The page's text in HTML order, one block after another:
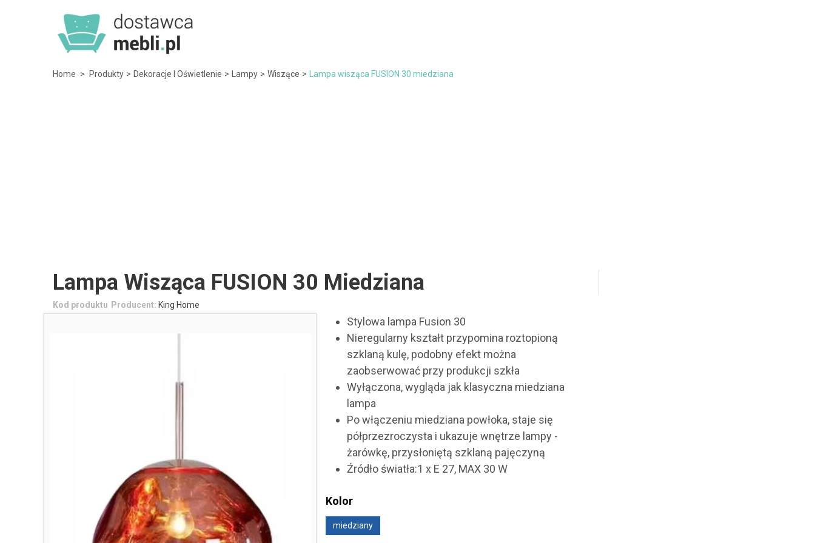
Home > Produkty > Dekoracje I Oświetlenie > Lampy > Wiszące > Lampa wisząca FUSION 30 miedziana
Lampa Wisząca FUSION 30 Miedziana
Kod produktu Producent: King Home
Stylowa lampa Fusion 30
Nieregularny kształt przypomina roztopioną
szklaną kulę, podobny efekt można
zaobserwować przy produkcji szkła
Wyłączona, wygląda jak klasyczna miedziana
lampa
Po włączeniu miedziana powłoka, staje się
półprzezroczysta i ukazuje wnętrze lampy -
żarówkę, przysłoniętą szklaną pajęczyną
Źródło światła:1 x E 27, MAX 30 W
miedziany